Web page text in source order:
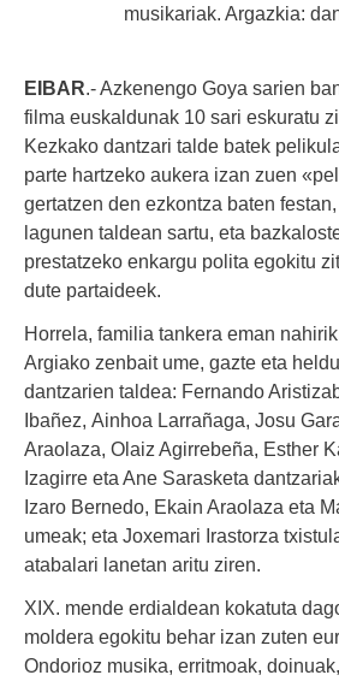
musikariak. Argazkia:
EIBAR .- Azkenengo Goya sarien
filma euskaldunak 10 sari eskuratu
Kezkako dantzari talde batek
parte hartzeko aukera izan zuen
gertatzen den ezkontza baten
lagunen taldean sartu, eta
prestatzeko enkargu polita egokitu
dute partaideek.
Horrela, familia tankera eman
Argiako zenbait ume, gazte eta
dantzarien taldea: Fernando
Ibañez, Ainhoa Larrañaga, Josu
Araolaza, Olaiz Agirrebeña, Esther
Izagirre eta Ane Sarasketa
Izaro Bernedo, Ekain Araolaza eta
umeak; eta Joxemari Irastorza
atabalari lanetan aritu ziren.
XIX. mende erdialdean kokatuta
moldera egokitu behar izan zuten
Ondorioz musika, erritmoak,